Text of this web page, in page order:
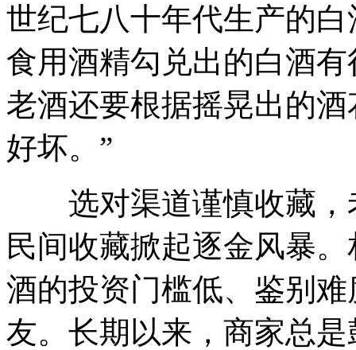
世纪七八十年代生产的
食用酒精勾兑出的白酒
老酒还要根据摇晃出的
好坏。”
选对渠道谨慎收藏，
民间收藏掀起逐金风暴
酒的投资门槛低、鉴别
友。长期以来，商家总